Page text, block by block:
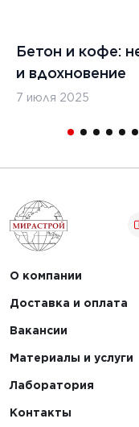
Бетон и кофе:
и вдохновение
7 июля 2025
О компании
Доставка и оплата
Вакансии
Материалы и услуги
Лаборатория
Контакты